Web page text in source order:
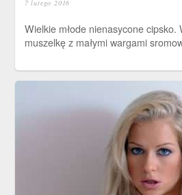
7 lutego 2016
Wielkie młode nienasycone cipsko.
muszelkę z małymi wargami